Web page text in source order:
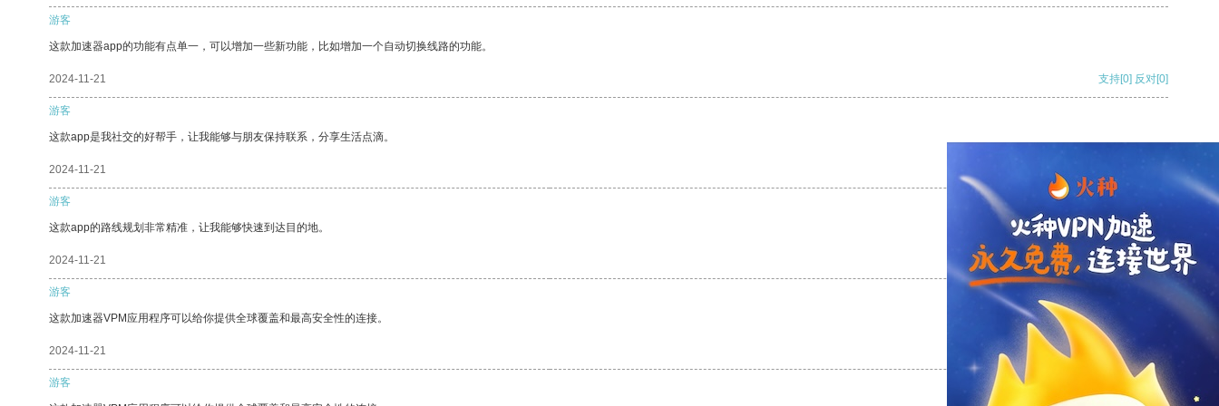
游客
这款加速器app的功能有点单一，可以增加一些新功能，比如增加一个自动切换线路的功能。
2024-11-21 支持[0] 反对[0]
游客
这款app是我社交的好帮手，让我能够与朋友保持联系，分享生活点滴。
2024-11-21
游客
这款app的路线规划非常精准，让我能够快速到达目的地。
2024-11-21 支持 [0] 反对[0]
游客
这款加速器VPM应用程序可以给你提供全球覆盖和最高安全性的连接。
2024-11-21 支持[0] 反对
游客